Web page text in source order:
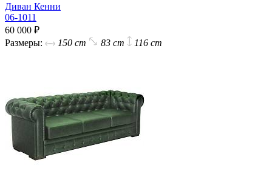
Диван Кенни
06-1011
60 000 ₽
Размеры:
150 cm 83 cm 116 cm